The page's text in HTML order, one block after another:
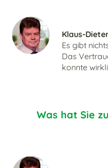
Klaus-
Es gibt
Das
konnte
Was hat Sie